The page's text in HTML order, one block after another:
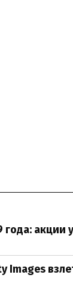
акции
Images